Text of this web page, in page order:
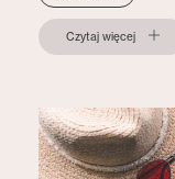
Czytaj więcej